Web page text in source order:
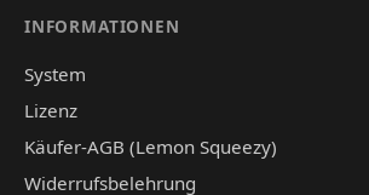
INFORMATIONEN
System
Lizenz
Käufer-AGB (Lemon Squeezy)
Widerrufsbelehrung